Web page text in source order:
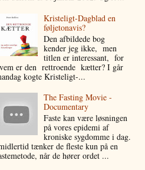
Kristeligt-Dagblad en
føljetonavis?
Den afbildede bog
kender jeg ikke, men
titlen er interessant, for
er den rettroende kætter? I går
kogte Kristeligt-...
The Fasting Movie -
Documentary
Faste kan være løsningen
på vores epidemi af
kroniske sygdomme i dag.
tænker de fleste kun på en
når de hører ordet ...